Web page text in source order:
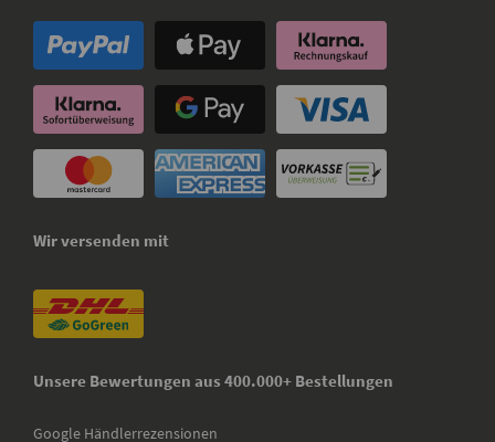
Wir versenden mit
Unsere Bewertungen aus 400.000+ Bestellungen
Google Händlerrezensionen